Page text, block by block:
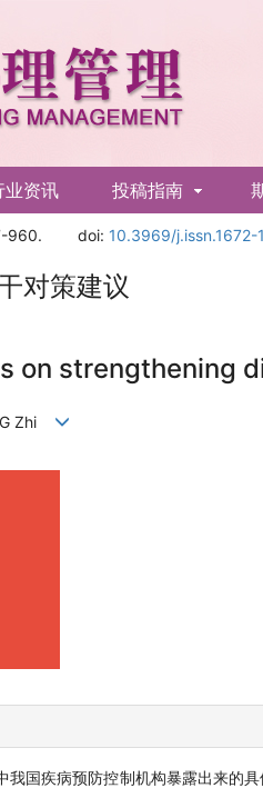
业资讯 投稿指南
960. doi: 10.3969/j.issn.1672-
对策建议
on strengthening
Zhi
我国疾病预防控制机构暴露出来的